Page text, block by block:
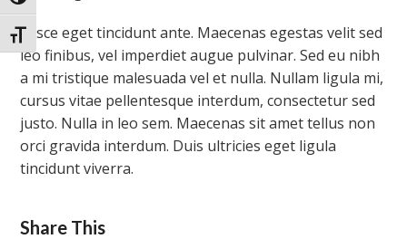
Toggle Font size
Fusce eget tincidunt ante. Maecenas egestas velit sed
leo finibus, vel imperdiet augue pulvinar. Sed eu nibh
a mi tristique malesuada vel et nulla. Nullam ligula mi,
cursus vitae pellentesque interdum, consectetur sed
justo. Nulla in leo sem. Maecenas sit amet tellus non
orci gravida interdum. Duis ultricies eget ligula
tincidunt viverra.
Share This